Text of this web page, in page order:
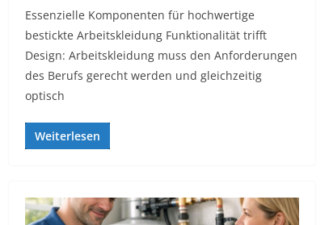
Essenzielle Komponenten für hochwertige
bestickte Arbeitskleidung Funktionalität trifft
Design: Arbeitskleidung muss den Anforderungen
des Berufs gerecht werden und gleichzeitig
optisch
Weiterlesen